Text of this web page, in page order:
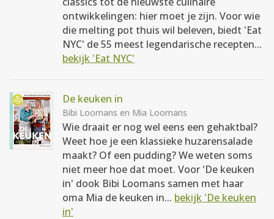
ontwikkelingen: hier moet je zijn. Voor wie
die melting pot thuis wil beleven, biedt 'Eat
NYC' de 55 meest legendarische recepten...
bekijk 'Eat NYC'
De keuken in
Bibi Loomans en Mia Loomans
Wie draait er nog wel eens een gehaktbal?
Weet hoe je een klassieke huzarensalade
maakt? Of een pudding? We weten soms
niet meer hoe dat moet. Voor 'De keuken
in' dook Bibi Loomans samen met haar
oma Mia de keuken in... bekijk 'De keuken
in'